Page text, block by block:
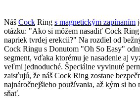
Náš Cock Ring s magnetickým zapínaním
otázku: "Ako si môžem nasadiť Cock
napriek tvrdej erekcii?" Na rozdiel od
Cock Ringu s Donutom "Oh So Easy"
segment, vďaka ktorému je nasadenie aj
veľmi jednoduché. Špeciálne vyvinuté
zaisťujú, že náš Cock Ring zostane
najnáročnejšieho používania, až kým si ho
sňať.